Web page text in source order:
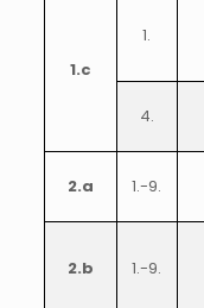
1.c
1.
4.
2.a 1.-9.
2.b 1.-9.